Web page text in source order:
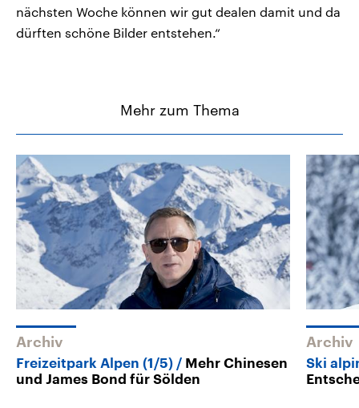
nächsten Woche können wir gut dealen damit und da
dürften schöne Bilder entstehen.“
Mehr zum Thema
Archiv
Freizeitpark Alpen (1/5)
Mehr Chinesen
und James Bond für Sölden
Archiv
Ski